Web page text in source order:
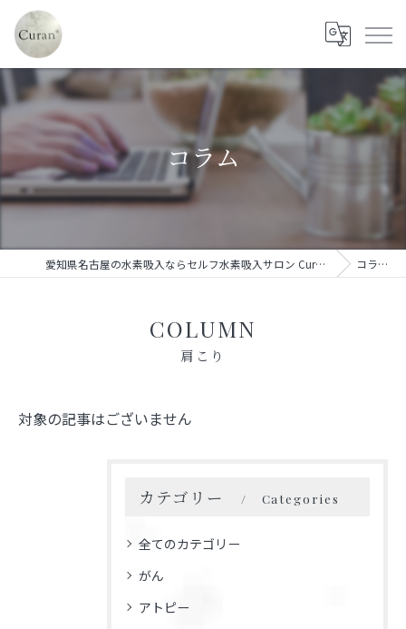
コラム
愛知県名古屋の水素吸入ならセルフ水素吸入サロン Curan* コラム
COLUMN
肩こり
対象の記事はございません
カテゴリー Categories
全てのカテゴリー
がん
アトピー